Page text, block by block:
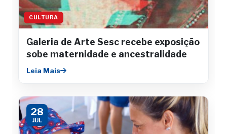
CULTURA
Galeria de Arte Sesc recebe exposição
sobe maternidade e ancestralidade
Leia Mais
28
JUL